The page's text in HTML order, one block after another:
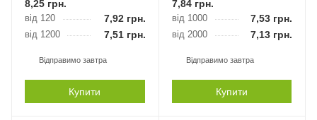
8,25 грн.
від 120 7,92грн.
від 1200 7,51грн.
Відправимо завтра
Купити
7,84грн.
від 1000 7,53 грн.
від 2000 7,13 грн.
Відправимо завтра
Купити